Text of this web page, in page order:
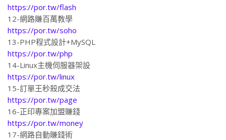
https://por.tw/flash
12-網路賺百萬教學
https://por.tw/soho
13-PHP程式設計+MySQL
https://por.tw/php
14-Linux主機伺服器架設
https://por.tw/linux
15-訂單王秒殺成交法
https://por.tw/page
16-正印專案加盟賺錢
https://por.tw/money
17-網路自動賺錢術